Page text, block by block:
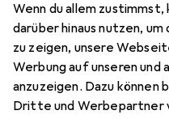
Wenn du allem
darüber hinaus nutzen,
zu zeigen, unsere
Werbung auf unseren
anzuzeigen. Dazu können
Dritte und Werbepartner
Hier findest du passendes
ValueRAM.
Relevanz
Produktliste
Keine